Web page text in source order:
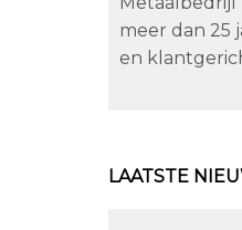
meer dan 25
en
LAATSTE